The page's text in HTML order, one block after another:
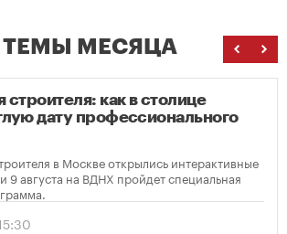
ТЕМЫ МЕСЯЦА
строителя: как в столице
дату профессионального
в Москве открылись интерактивные
9 августа на ВДНХ пройдет специальная